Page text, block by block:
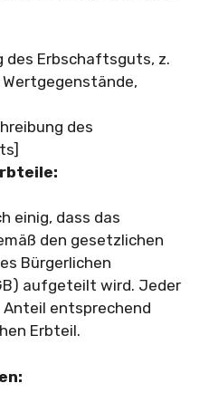
des Erbschaftsguts, z.
Wertgegenstände,
des
einig, dass das
den gesetzlichen
Bürgerlichen
aufgeteilt wird. Jeder
Anteil entsprechend
Erbteil.